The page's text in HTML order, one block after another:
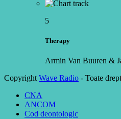
5
Therapy
Armin Van Buuren &
Copyright Wave Radio - Toate
CNA
ANCOM
Cod deontologic